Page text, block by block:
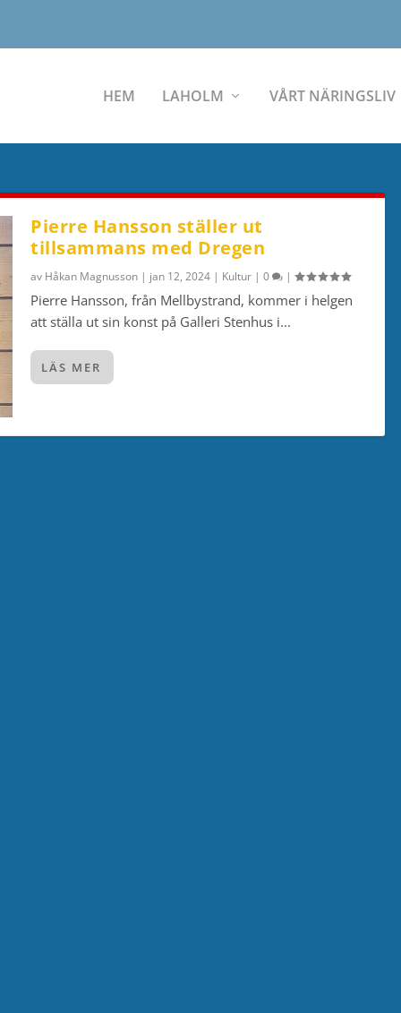
HEM LAHOLM VÅRT NÄRINGSLIV
Pierre Hansson ställer ut
tillsammans med Dregen
av Håkan Magnusson | jan 12, 2024 | Kultur |0 |
Pierre Hansson, från Mellbystrand, kommer i helgen
att ställa ut sin konst på Galleri Stenhus i...
LÄS MER